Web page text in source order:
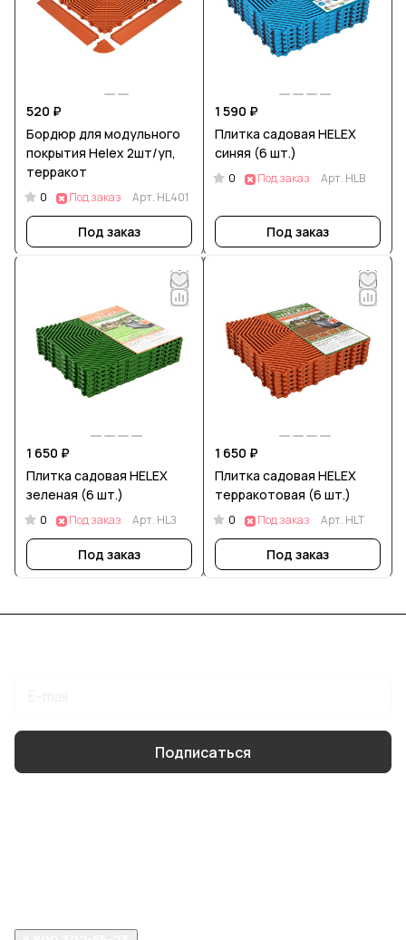
520 ₽
Бордюр для модульного
покрытия Helex 2шт/уп,
терракот
0 Под заказ Арт. HL401
Под заказ
1 590 ₽
Плитка садовая HELEX
синяя (6 шт.)
0 Под заказ Арт. HLB
Под заказ
1 650 ₽
Плитка садовая HELEX
зеленая (6 шт.)
0 Под заказ Арт. HLЗ
Под заказ
1 650 ₽
Плитка садовая HELEX
терракотовая (6 шт.)
0 Под заказ Арт. HLT
Под заказ
Подписаться